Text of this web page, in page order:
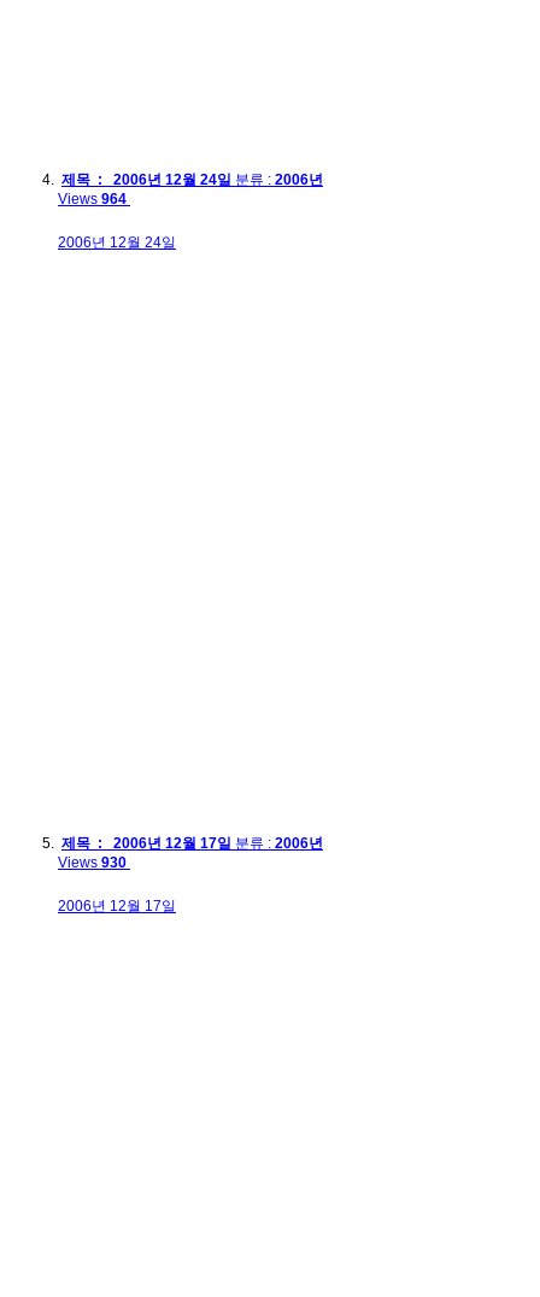
제목 : 2006년 12월 24일 분류 : 2006년
Views 964
2006년 12월 24일
제목 : 2006년 12월 17일 분류 : 2006년
Views 930
2006년 12월 17일